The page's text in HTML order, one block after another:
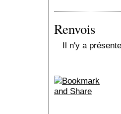
Renvois
Il n'y a